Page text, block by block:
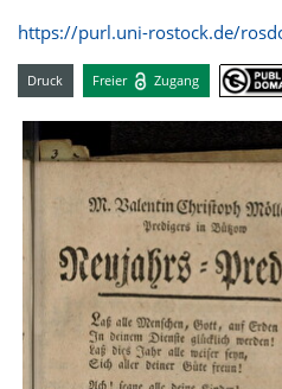
https://purl.uni-rostock.de/
Druck Freier Zugang